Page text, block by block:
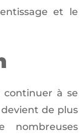
et le
continuer à se
de plus